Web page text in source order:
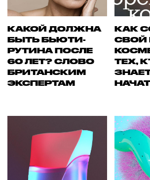
КАКОЙ ДОЛЖНА
БЫТЬ БЬЮТИ-
РУТИНА ПОСЛЕ
60 ЛЕТ? СЛОВО
БРИТАНСКИМ
ЭКСПЕРТАМ
КАК
СВОЙ
ТЕХ,